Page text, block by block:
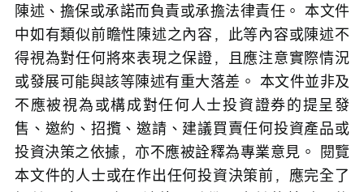
陳述、擔保或承諾而負責或承擔法律責任。 本文件
中如有類似前瞻性陳述之內容，此等內容或陳述不
得視為對任何將來表現之保證，且應注意實際情況
或發展可能與該等陳述有重大落差。 本文件並非及
不應被視為或構成對任何人士投資證券的提呈發
售、邀約、招攬、邀請、建議買賣任何投資產品或
投資決策之依據，亦不應被詮釋為專業意見。 閱覽
本文件的人士或在作出任何投資決策前，應完全了